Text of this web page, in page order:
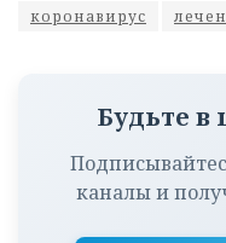
коронавирус
Будьте в
каналы и